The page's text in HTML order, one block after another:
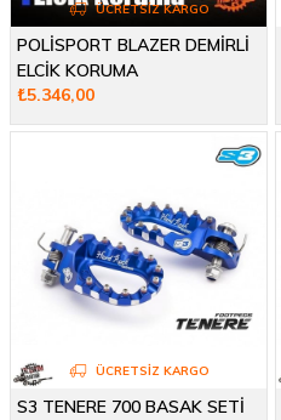
POLİSPORT BLAZER DEMİRLİ
ELCİK KORUMA
₺5.346,00
ÜCRETSIZ KARGO
S3 TENERE 700 BASAK SETİ
ÜCRETSIZ KARGO